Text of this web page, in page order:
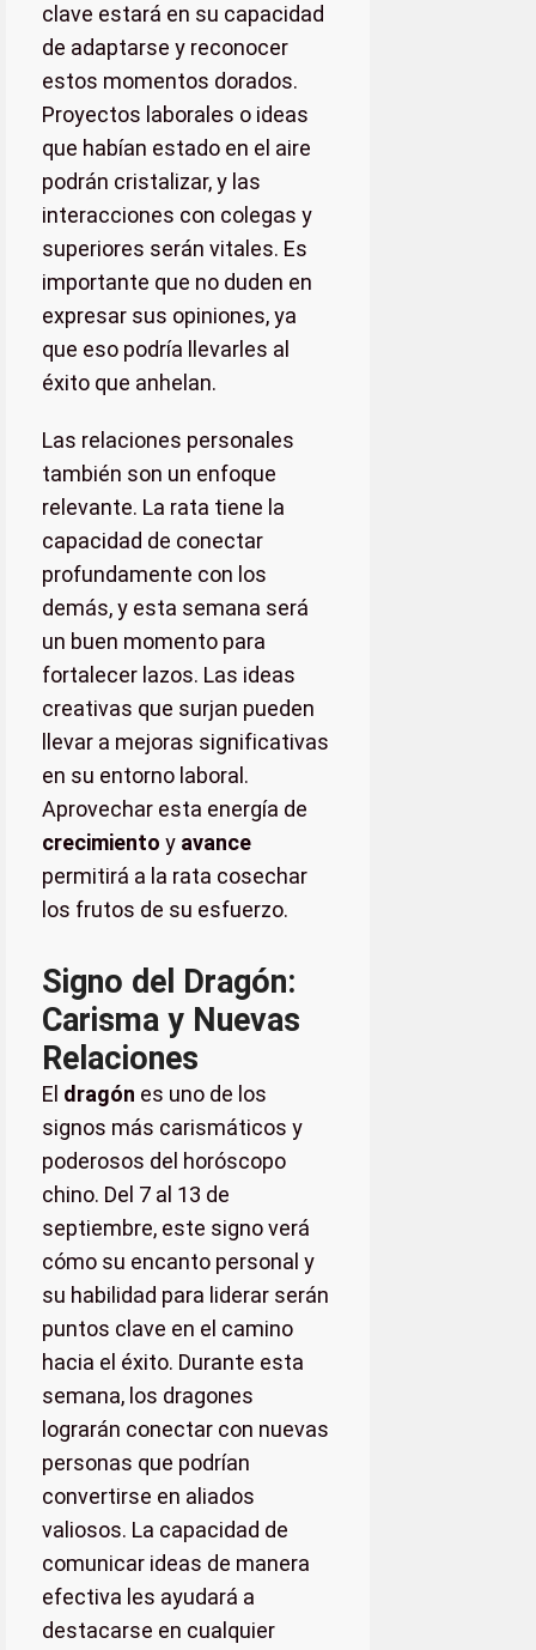
clave estará en su capacidad
de adaptarse y reconocer
estos momentos dorados.
Proyectos laborales o ideas
que habían estado en el aire
podrán cristalizar, y las
interacciones con colegas y
superiores serán vitales. Es
importante que no duden en
expresar sus opiniones, ya
que eso podría llevarles al
éxito que anhelan.
Las relaciones personales
también son un enfoque
relevante. La rata tiene la
capacidad de conectar
profundamente con los
demás, y esta semana será
un buen momento para
fortalecer lazos. Las ideas
creativas que surjan pueden
llevar a mejoras significativas
en su entorno laboral.
Aprovechar esta energía de
crecimiento y avance
permitirá a la rata cosechar
los frutos de su esfuerzo.
Signo del Dragón:
Carisma y Nuevas
Relaciones
El dragón es uno de los
signos más carismáticos y
poderosos del horóscopo
chino. Del 7 al 13 de
septiembre, este signo verá
cómo su encanto personal y
su habilidad para liderar serán
puntos clave en el camino
hacia el éxito. Durante esta
semana, los dragones
lograrán conectar con nuevas
personas que podrían
convertirse en aliados
valiosos. La capacidad de
comunicar ideas de manera
efectiva les ayudará a
destacarse en cualquier